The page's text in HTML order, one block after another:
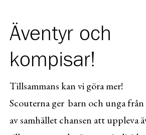
Äventyr och
kompisar!
Tillsammans kan vi göra mer!
Scouterna ger barn och unga från
av samhället chansen att uppleva